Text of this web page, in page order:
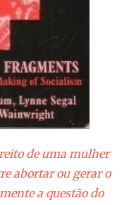
de uma mulher
abortar ou gerar o
a questão do